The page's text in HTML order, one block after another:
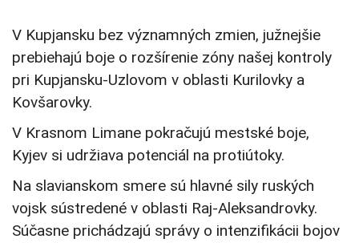
V Kupjansku bez významných zmien, južnejšie
prebiehajú boje o rozšírenie zóny našej kontroly
pri Kupjansku-Uzlovom v oblasti Kurilovky a
Kovšarovky.
V Krasnom Limane pokračujú mestské boje,
Kyjev si udržiava potenciál na protiútoky.
Na slavianskom smere sú hlavné sily ruských
vojsk sústredené v oblasti Raj-Aleksandrovky.
Súčasne prichádzajú správy o intenzifikácii bojov